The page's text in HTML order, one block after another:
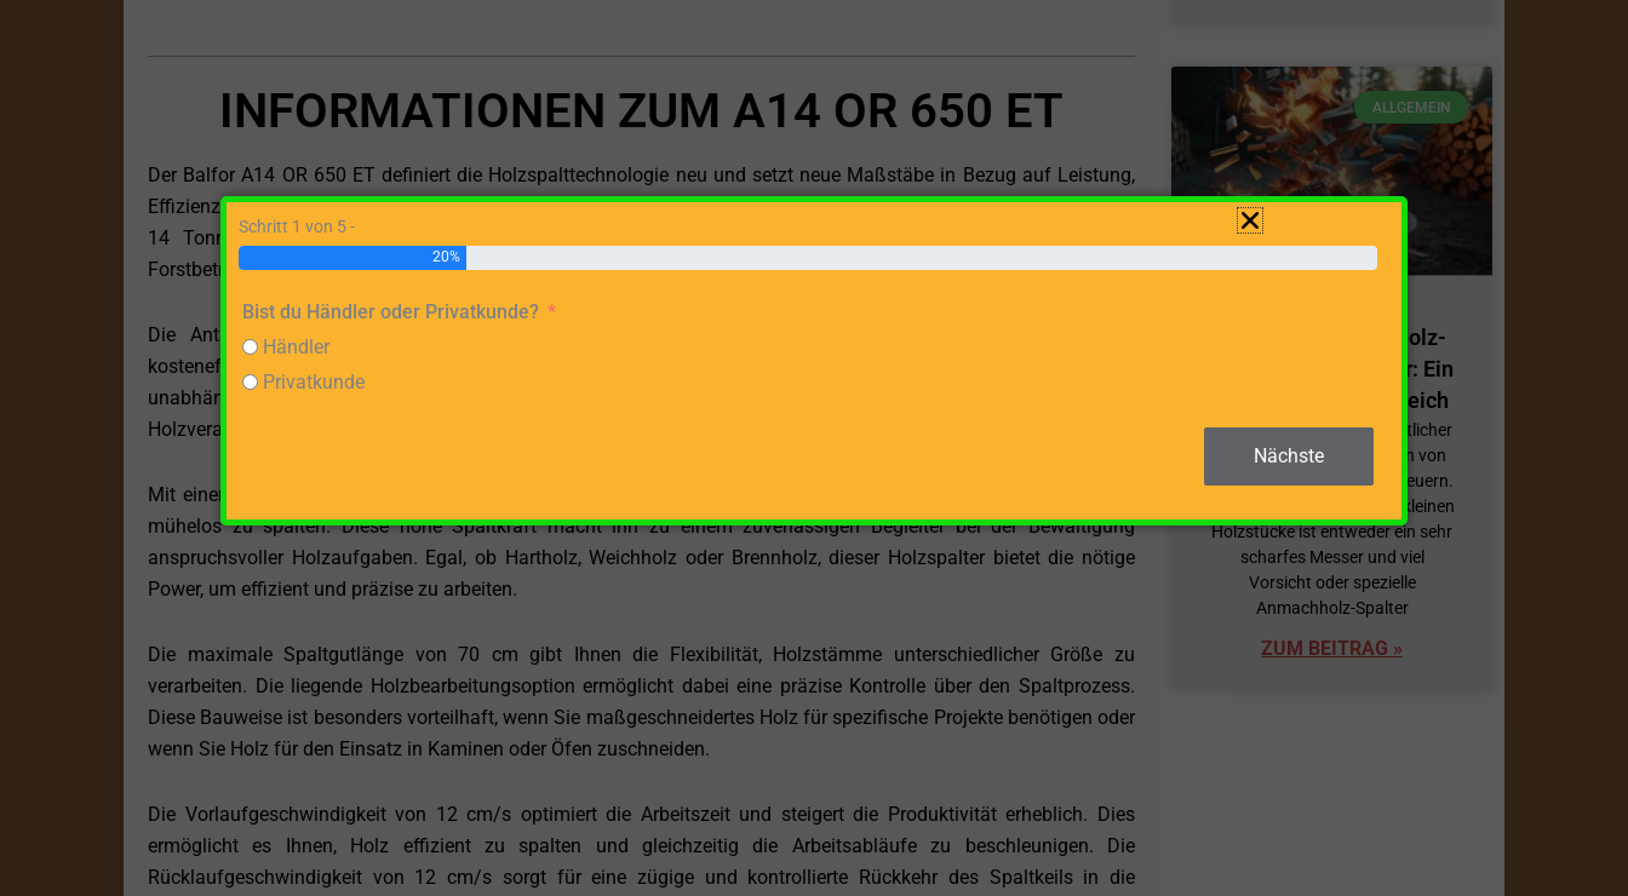
INFORMATIONEN ZUM A14 OR 650 ET
Der Balfor A14 OR 650 ET definiert die Holzspalttechnologie neu und setzt neue Maßstäbe in Bezug auf Leistung,
Effizienz und Nutzerfreundlichkeit. Mit einem kraftvollen Elektromotor-Antrieb, einer beeindruckenden Spaltkraft von
14 Tonnen und innovativen Funktionen ist dieses Modell die ideale Wahl für professionelle Holzarbeiter,
Forstbetriebe und alle, die nach einem zuverlässigen und leistungsstarken Holzspalter suchen.
Die Antriebsart durch einen Elektromotor macht den A14 OR 650 ET zu einer umweltfreundlichen und
kosteneffizienten Lösung. Mit einer Netzspannung von 380 V bietet er eine zuverlässige und konstante Leistung,
unabhängig von schwankenden Energiequellen. Dies macht ihn besonders attraktiv für den Einsatz in Werkstätten,
Holzverarbeitungsbetrieben oder auf Baustellen, wo eine zuverlässige Stromversorgung gewährleistet ist.
Mit einer beeindruckenden Spaltkraft von 14 Tonnen ist der A14 OR 650 ET in der Lage, auch das härteste Holz
mühelos zu spalten. Diese hohe Spaltkraft macht ihn zu einem zuverlässigen Begleiter bei der Bewältigung
anspruchsvoller Holzaufgaben. Egal, ob Hartholz, Weichholz oder Brennholz, dieser Holzspalter bietet die nötige
Power, um effizient und präzise zu arbeiten.
Die maximale Spaltgutlänge von 70 cm gibt Ihnen die Flexibilität, Holzstämme unterschiedlicher Größe zu
verarbeiten. Die liegende Holzbearbeitungsoption ermöglicht dabei eine präzise Kontrolle über den Spaltprozess.
Diese Bauweise ist besonders vorteilhaft, wenn Sie maßgeschneidertes Holz für spezifische Projekte benötigen oder
wenn Sie Holz für den Einsatz in Kaminen oder Öfen zuschneiden.
Die Vorlaufgeschwindigkeit von 12 cm/s optimiert die Arbeitszeit und steigert die Produktivität erheblich. Dies
ermöglicht es Ihnen, Holz effizient zu spalten und gleichzeitig die Arbeitsabläufe zu beschleunigen. Die
Rücklaufgeschwindigkeit von 12 cm/s sorgt für eine zügige und kontrollierte Rückkehr des Spaltkeils in die
ALLGEMEIN
Effiziente Anmachholz-
Spalter/Spanmesser: Ein
Überblick und Vergleich
Anmachholz ist ein wesentlicher
Bestandteil beim Anfeuern von
Öfen, Kaminen und Lagerfeuern.
Für die Herstellung dieser kleinen
Holzstücke ist entweder ein sehr
scharfes Messer und viel
Vorsicht oder spezielle
Anmachholz-Spalter
ZUM BEITRAG »
Schritt 1 von 5 -
20%
Bist du Händler oder Privatkunde?
Händler
Privatkunde
Nächste